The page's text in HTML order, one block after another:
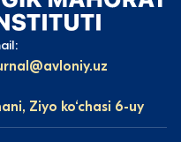
Ziyo ko‘chasi 6-uy